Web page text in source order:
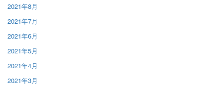
2021年8月
2021年7月
2021年6月
2021年5月
2021年4月
2021年3月